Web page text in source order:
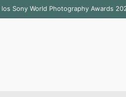
Sony World Photography Awards